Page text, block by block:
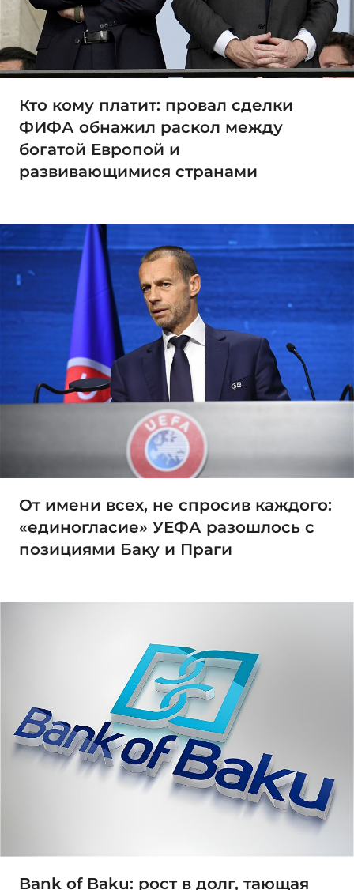
Кто кому платит: провал сделки
ФИФА обнажил раскол между
богатой Европой и
развивающимися странами
От имени всех, не спросив каждого:
«единогласие» УЕФА разошлось с
позициями Баку и Праги
Bank of Baku: рост в долг, тающая